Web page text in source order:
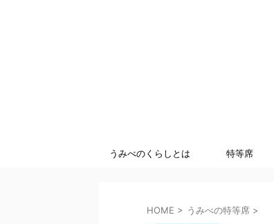
うみべのくらしとは 特等席
HOME > うみべの特等席 >